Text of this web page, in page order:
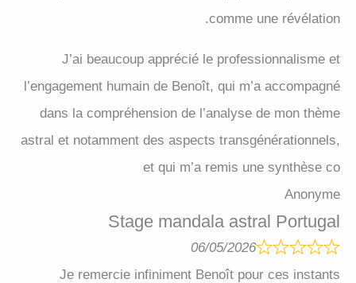
comme une révélation.
J’ai beaucoup apprécié le professionnalisme et
l’engagement humain de Benoît, qui m’a accompagné
dans la compréhension de l’analyse de mon thème
astral et notamment des aspects transgénérationnels,
et qui m’a remis une synthèse co
Anonyme
Stage mandala astral Portugal
06/05/2026
Je remercie infiniment Benoît pour ces instants